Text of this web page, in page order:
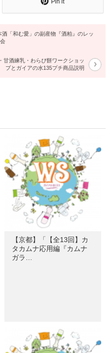
Pin it
酒「和む愛」の副産物『酒粕』のレッ
甘酒練乳・わらび餅ワークショッ
プとガイアの水135プチ商品説明
【京都】「【全13回】カ
タカムナ応用編『カムナ
ガラ…